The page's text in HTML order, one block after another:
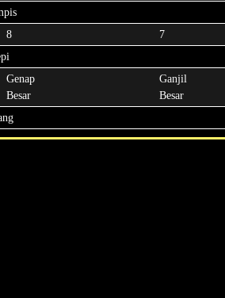
8
7
Genap
Besar
Ganjil
Besar